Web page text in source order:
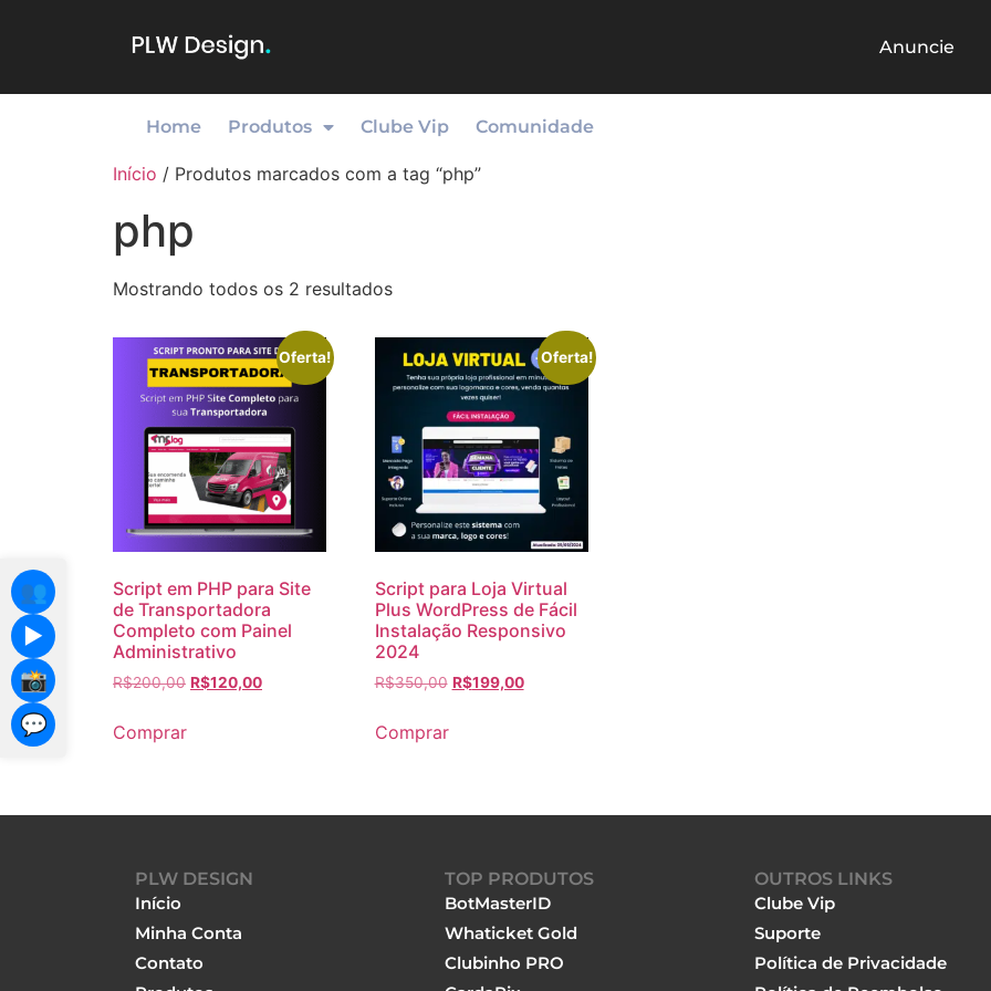
Anuncie
Home Produtos Clube Vip Comunidade
Início / Produtos marcados com a tag “php”
php
Mostrando todos os 2 resultados
Oferta!
Script em PHP para Site
de Transportadora
Completo com Painel
Administrativo
R$200,00 R$120,00
Comprar
Oferta!
Script para Loja Virtual
Plus WordPress de Fácil
Instalação Responsivo
2024
R$350,00 R$199,00
Comprar
PLW DESIGN
Início
Minha Conta
Contato
TOP PRODUTOS
BotMasterID
Whaticket Gold
Clubinho PRO
👥
▶️
📸
💬
OUTROS LINKS
Clube Vip
Suporte
Política de Privacidade